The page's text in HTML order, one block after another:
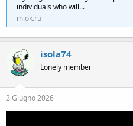
individuals who will...
m.ok.ru
isola74
Lonely member
2 Giugno 2026